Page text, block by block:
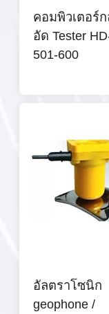
คอมพิวเตอร์ก
อัด Tester
501-600
อัลตราโซนิก
geophone /